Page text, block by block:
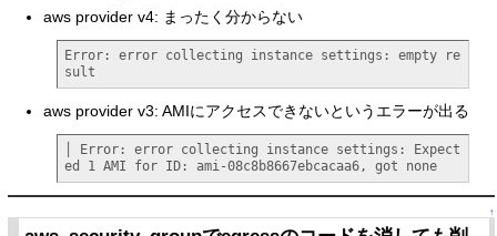
aws provider v4: まったく分からない
Error: error collecting instance settings: empty re
sult
aws provider v3: AMIにアクセスできないというエラーが出る
│ Error: error collecting instance settings: Expect
ed 1 AMI for ID: ami-08c8b8667ebcacaa6, got none
↑